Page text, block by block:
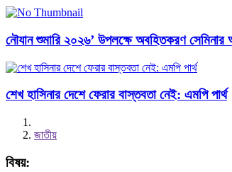
নৌযান শুমারি ২০২৬’ উপলক্ষে অবহিতকরণ সেমিনার
শেখ হাসিনার দেশে ফেরার বাস্তবতা নেই: এমপি পার্থ
জাতীয়
বিষয়: